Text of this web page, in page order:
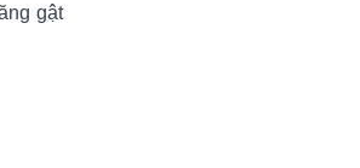
gật